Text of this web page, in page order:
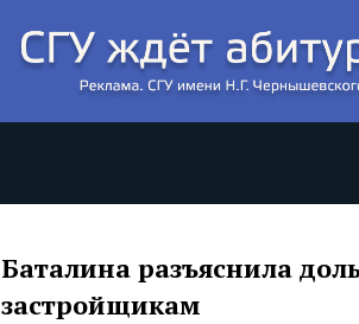
Баталина разъяснила
застройщикам